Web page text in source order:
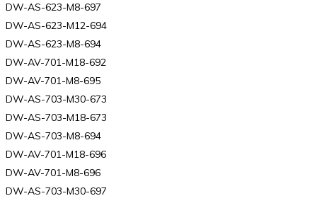
DW-AS-623-M8-697
DW-AS-623-M12-694
DW-AS-623-M8-694
DW-AV-701-M18-692
DW-AV-701-M8-695
DW-AS-703-M30-673
DW-AS-703-M18-673
DW-AS-703-M8-694
DW-AV-701-M18-696
DW-AV-701-M8-696
DW-AS-703-M30-697